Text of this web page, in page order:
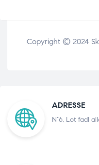
Copyright © 2024
ADRESSE
N°6, Lot fadl